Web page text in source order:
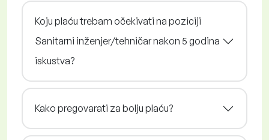
Koju plaću trebam očekivati na poziciji
Sanitarni inženjer/tehničar nakon 5 godina
iskustva?
Kako pregovarati za bolju plaću?